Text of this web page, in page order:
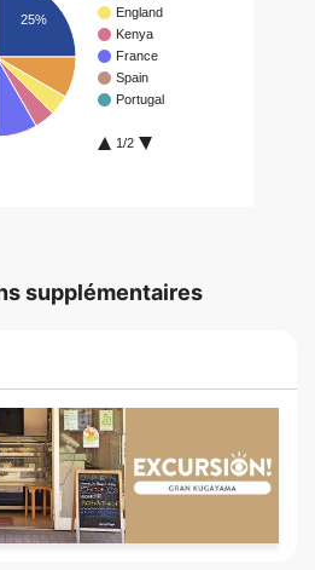
supplémentaires